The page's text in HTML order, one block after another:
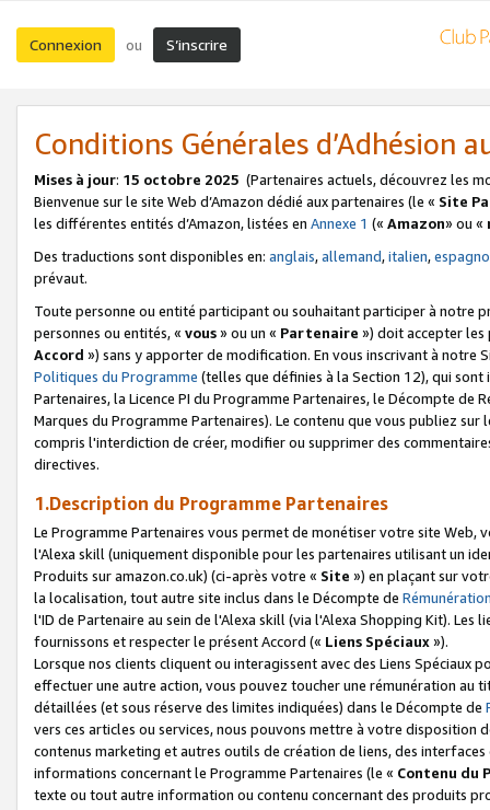
Connexion ou S’inscrire
Conditions Générales d’Adhésion
Mises à jour: 15 octobre 2025 (Partenaires actuels, découvrez les
Bienvenue sur le site Web d’Amazon dédié aux partenaires (le « Site
les différentes entités d’Amazon, listées en Annexe 1 (« Amazon» ou «
Des traductions sont disponibles en: anglais,allemand,italien,
prévaut.
Toute personne ou entité participant ou souhaitant participer à notre
personnes ou entités, « vous» ou un « Partenaire ») doit accepter les
Accord ») sans y apporter de modification. En vous inscrivant à notre
Politiques du Programme (telles que définies à la Section 12), qui
Partenaires, la Licence PI du Programme Partenaires, le Décompte de
Marques du Programme Partenaires). Le contenu que vous publiez
compris l'interdiction de créer, modifier ou supprimer des
directives.
1.Description du Programme Partenaires
Le Programme Partenaires vous permet de monétiser votre site Web,
l'Alexa skill (uniquement disponible pour les partenaires utilisant un
Produits sur amazon.co.uk) (ci-après votre « Site ») en plaçant sur
la localisation, tout autre site inclus dans le Décompte de
l'ID de Partenaire au sein de l'Alexa skill (via l'Alexa Shopping Kit).
fournissons et respecter le présent Accord (« Liens Spéciaux»).
Lorsque nos clients cliquent ou interagissent avec des Liens Spéciaux
effectuer une autre action, vous pouvez toucher une rémunération
détaillées (et sous réserve des limites indiquées) dans le Décompte de
vers ces articles ou services, nous pouvons mettre à votre disposition
contenus marketing et autres outils de création de liens, des
informations concernant le Programme Partenaires (le « Contenu du
texte ou tout autre information ou contenu concernant des produits